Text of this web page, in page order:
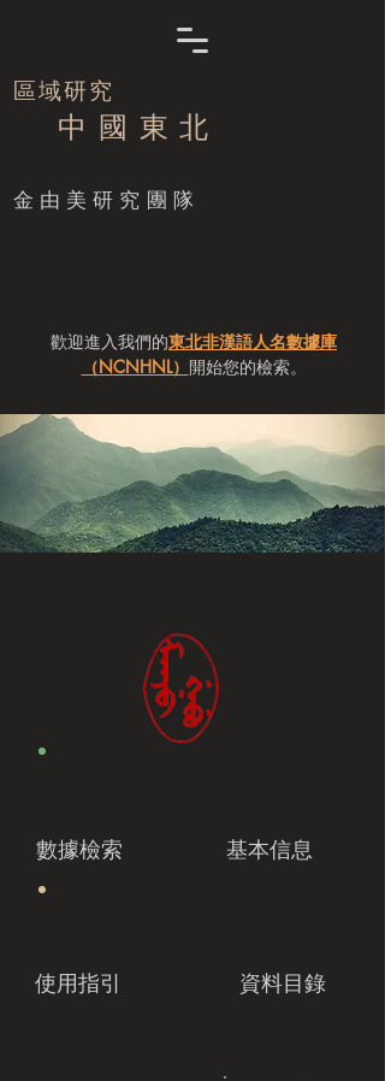
區域研究
中 國 東 北
​金由美研究團隊
歡迎進入我們的東北非漢語人名數據庫
（NCNHNL） 開始您的檢索。
數據檢索 基本信息
使用指引 資料目錄